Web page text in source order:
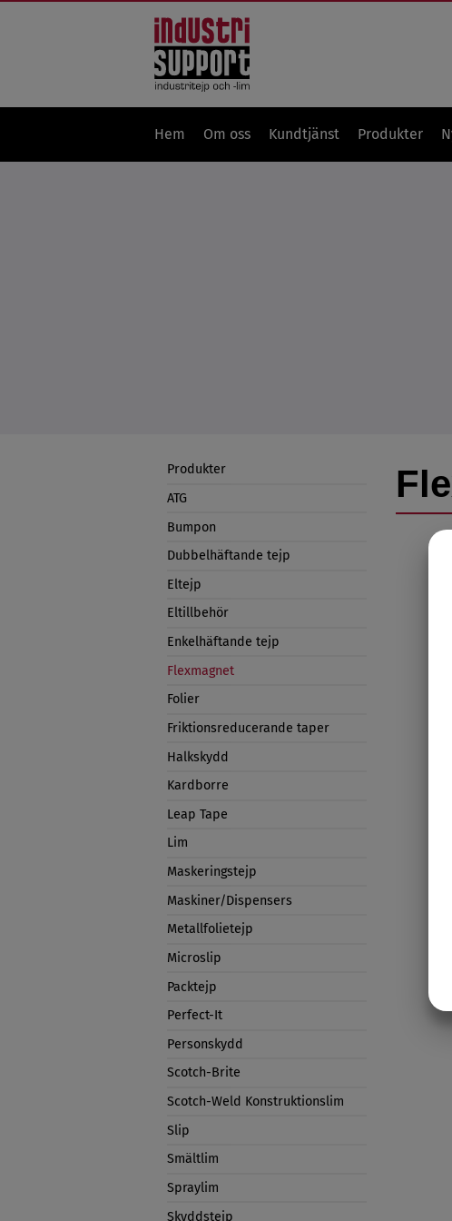
Hem Om oss Kundtjänst Produkter
Produkter
ATG
Bumpon
Dubbelhäftande tejp
Eltejp
Eltillbehör
Enkelhäftande tejp
Flexmagnet
Folier
Friktionsreducerande taper
Halkskydd
Kardborre
Leap Tape
Lim
Maskeringstejp
Maskiner/Dispensers
Metallfolietejp
Microslip
Packtejp
Perfect-It
Personskydd
Scotch-Brite
Scotch-Weld Konstruktionslim
Slip
Smältlim
Spraylim
Skyddstejp